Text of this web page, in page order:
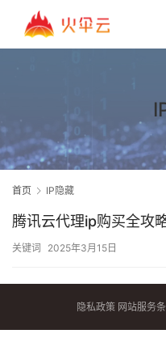
首页 IP隐藏
腾讯云代理ip购买全攻
关键词 2025年3月15日
隐私政策 网站服务